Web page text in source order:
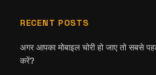
RECENT POSTS
अगर आपका मोबाइल चोरी हो जाए तो सबसे
करें?